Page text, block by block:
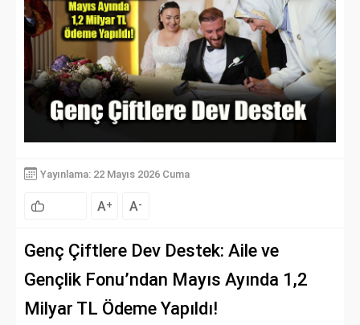
Yayınlama: 22 Mayıs 2026 Cuma
A+ A-
Genç Çiftlere Dev Destek: Aile ve
Gençlik Fonu’ndan Mayıs Ayında 1,2
Milyar TL Ödeme Yapıldı!